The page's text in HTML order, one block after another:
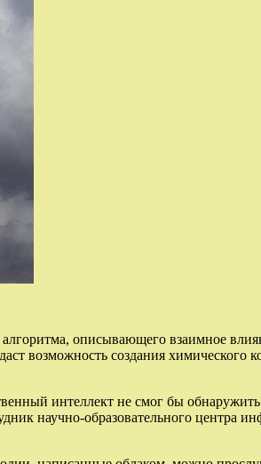
описывающего взаимное
возможность создания химического
интеллект не смог бы
научно-образовательного